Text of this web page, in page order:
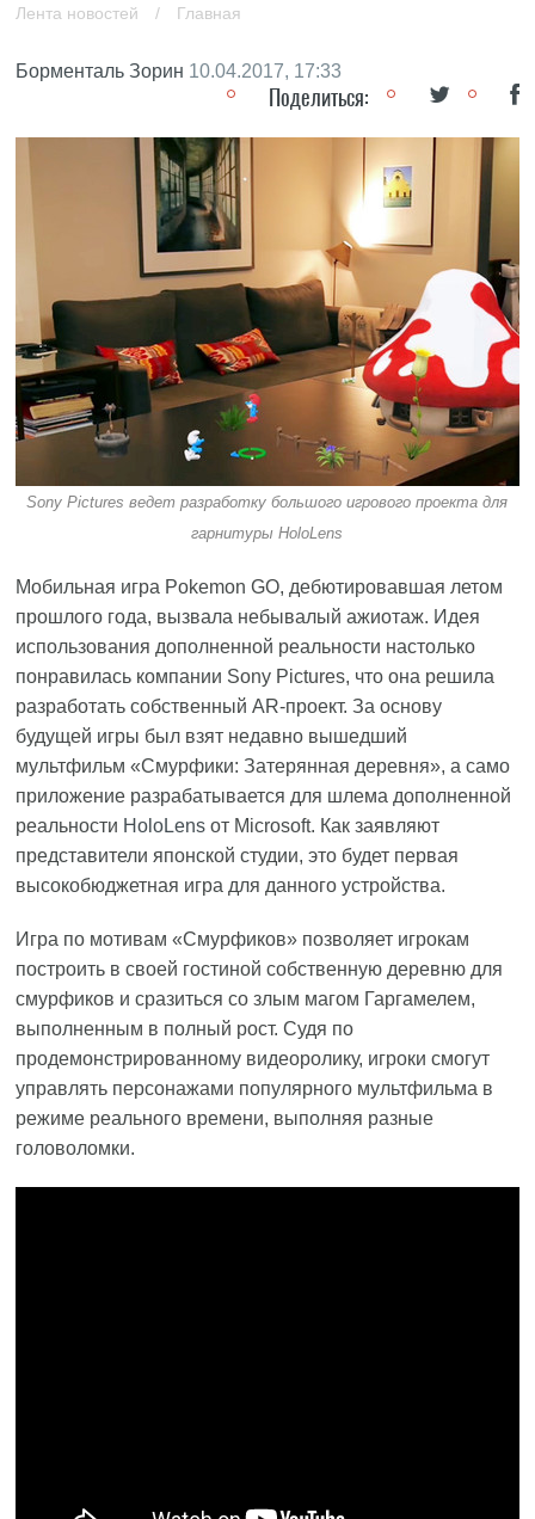
Лента новостей / Главная
Борменталь Зорин 10.04.2017, 17:33
Поделиться:
Sony Pictures ведет разработку большого игрового проекта для
гарнитуры HoloLens
Мобильная игра Pokemon GO, дебютировавшая летом
прошлого года, вызвала небывалый ажиотаж. Идея
использования дополненной реальности настолько
понравилась компании Sony Pictures, что она решила
разработать собственный AR-проект. За основу
будущей игры был взят недавно вышедший
мультфильм «Смурфики: Затерянная деревня», а само
приложение разрабатывается для шлема дополненной
реальности HoloLens от Microsoft. Как заявляют
представители японской студии, это будет первая
высокобюджетная игра для данного устройства.
Игра по мотивам «Смурфиков» позволяет игрокам
построить в своей гостиной собственную деревню для
смурфиков и сразиться со злым магом Гаргамелем,
выполненным в полный рост. Судя по
продемонстрированному видеоролику, игроки смогут
управлять персонажами популярного мультфильма в
режиме реального времени, выполняя разные
головоломки.